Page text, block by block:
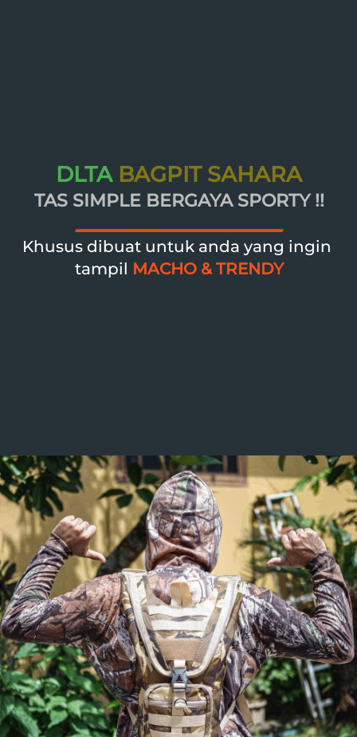
DLTA BAGPIT SAHARA
TAS SIMPLE BERGAYA SPORTY !!
__________________________
Khusus dibuat untuk anda yang ingin
tampil MACHO & TRENDY